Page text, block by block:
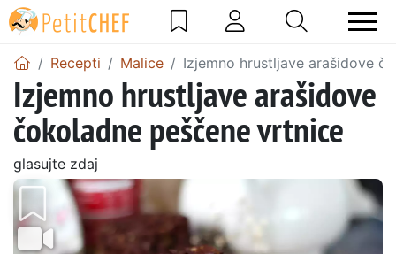
Recepti Malice Izjemno hrustljave arašidove
Izjemno hrustljave arašidove
čokoladne peščene vrtnice
glasujte zdaj